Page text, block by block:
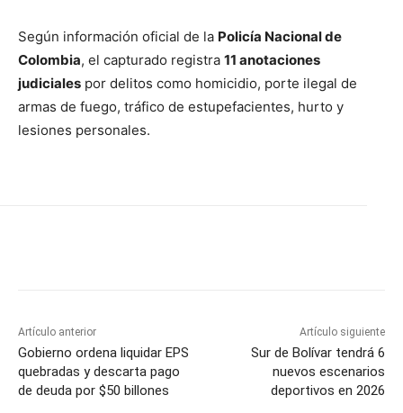
Según información oficial de la Policía Nacional de
Colombia, el capturado registra 11 anotaciones
judiciales por delitos como homicidio, porte ilegal de
armas de fuego, tráfico de estupefacientes, hurto y
lesiones personales.
Artículo anterior
Gobierno ordena liquidar EPS
quebradas y descarta pago
de deuda por $50 billones
Artículo siguiente
Sur de Bolívar tendrá 6
nuevos escenarios
deportivos en 2026